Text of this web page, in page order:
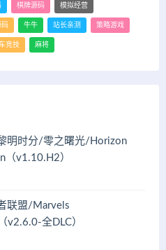
棋牌源码 模拟经营
码 牛牛 站长亲测 策略游戏
竞技 麻将
明时分/零之曙光/Horizon
（v1.10.H2）
联盟/Marvels
v2.6.0-全DLC）